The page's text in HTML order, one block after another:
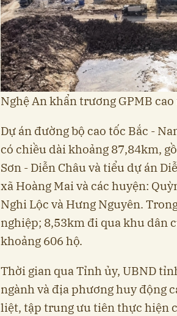
Nghệ An khẩn trương GPMB
Dự án đường bộ cao tốc Bắc -
có chiều dài khoảng 87,84km,
Sơn - Diễn Châu và tiểu dự án
xã Hoàng Mai và các huyện:
Nghi Lộc và Hưng Nguyên.
nghiệp; 8,53km đi qua khu dân
khoảng 606 hộ.
Thời gian qua Tỉnh ủy, UBND
ngành và địa phương huy động
liệt, tập trung ưu tiên thực hiện